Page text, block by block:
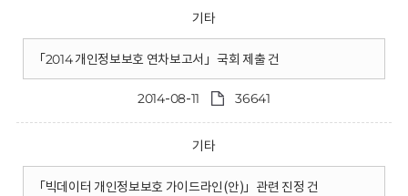
기타
「2014 개인정보보호 연차보고서」국회 제출 건
2014-08-11 36641
기타
「빅데이터 개인정보보호 가이드라인(안)」관련 진정 건